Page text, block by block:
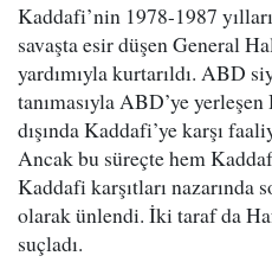
Kaddafi’nin 1978-1987 yılları
savaşta esir düşen General
yardımıyla kurtarıldı. ABD
tanımasıyla ABD’ye
dışında Kaddafi’ye karşı
Ancak bu süreçte hem
Kaddafi karşıtları nazarında
olarak ünlendi. İki taraf da
suçladı.